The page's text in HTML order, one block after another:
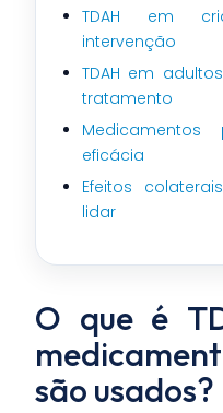
TDAH em
intervenção
TDAH em
tratamento
eficácia
Efeitos
lidar
O que é
são usados?